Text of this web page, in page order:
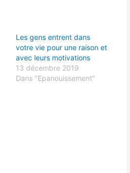
Les gens entrent dans
votre vie pour une raison et
avec leurs motivations
13 décembre 2019
Dans "Epanouissement"